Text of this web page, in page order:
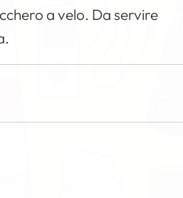
a velo. Da servire